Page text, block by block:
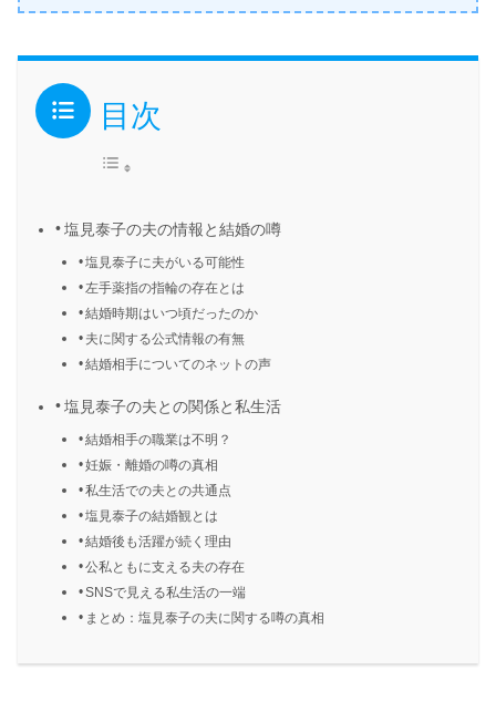
目次
塩見泰子の夫の情報と結婚の噂
塩見泰子に夫がいる可能性
左手薬指の指輪の存在とは
結婚時期はいつ頃だったのか
夫に関する公式情報の有無
結婚相手についてのネットの声
塩見泰子の夫との関係と私生活
結婚相手の職業は不明？
妊娠・離婚の噂の真相
私生活での夫との共通点
塩見泰子の結婚観とは
結婚後も活躍が続く理由
公私ともに支える夫の存在
SNSで見える私生活の一端
まとめ：塩見泰子の夫に関する噂の真相